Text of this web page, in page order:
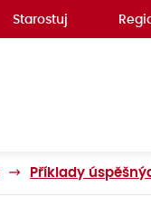
Starostuj
Příklady